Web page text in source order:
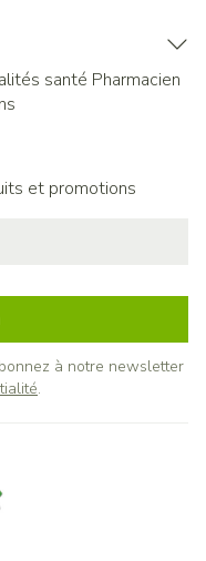
santé Pharmacien
et promotions
à notre newsletter
.